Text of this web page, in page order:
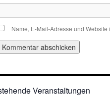
Name, E-Mail-Adresse und
Veranstaltungen